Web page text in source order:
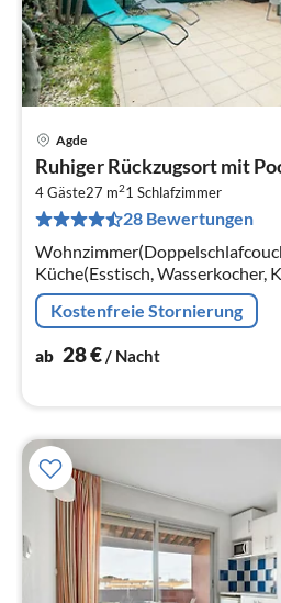
Agde
Ruhiger Rückzugsort mit
4 Gäste27 m21 Schlafzimmer
28 Bewertungen
Küche(Esstisch, Wasserkocher,
Mikrowelle, Kühlschrank,
Schlafzimmer(Doppelbett)
Kostenfreie Stornierung
ab 28€/ Nacht